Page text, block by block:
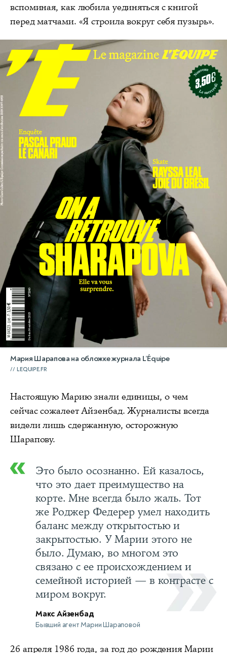
вспоминая, как любила уединяться с книгой
перед матчами. «Я строила вокруг себя пузырь».
Мария Шарапова на обложке журнала L’Équipe
LEQUIPE.FR
Настоящую Марию знали единицы, о чем
сейчас сожалеет Айзенбад. Журналисты всегда
видели лишь сдержанную, осторожную
Шарапову.
Это было осознанно. Ей казалось,
что это дает преимущество на
корте. Мне всегда было жаль. Тот
же Роджер Федерер умел находить
баланс между открытостью и
закрытостью. У Марии этого не
было. Думаю, во многом это
связано с ее происхождением и
семейной историей — в контрасте с
миром вокруг.
Макс Айзенбад
Бывший агент Марии Шараповой
26 апреля 1986 года, за год до рождения Марии